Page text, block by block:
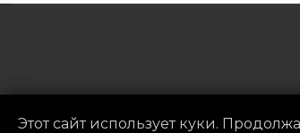
Этот сайт использует куки.